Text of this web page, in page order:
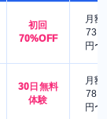
初回
70%OFF
月額
730
円〜
30日無料
体験
月額
780
円〜